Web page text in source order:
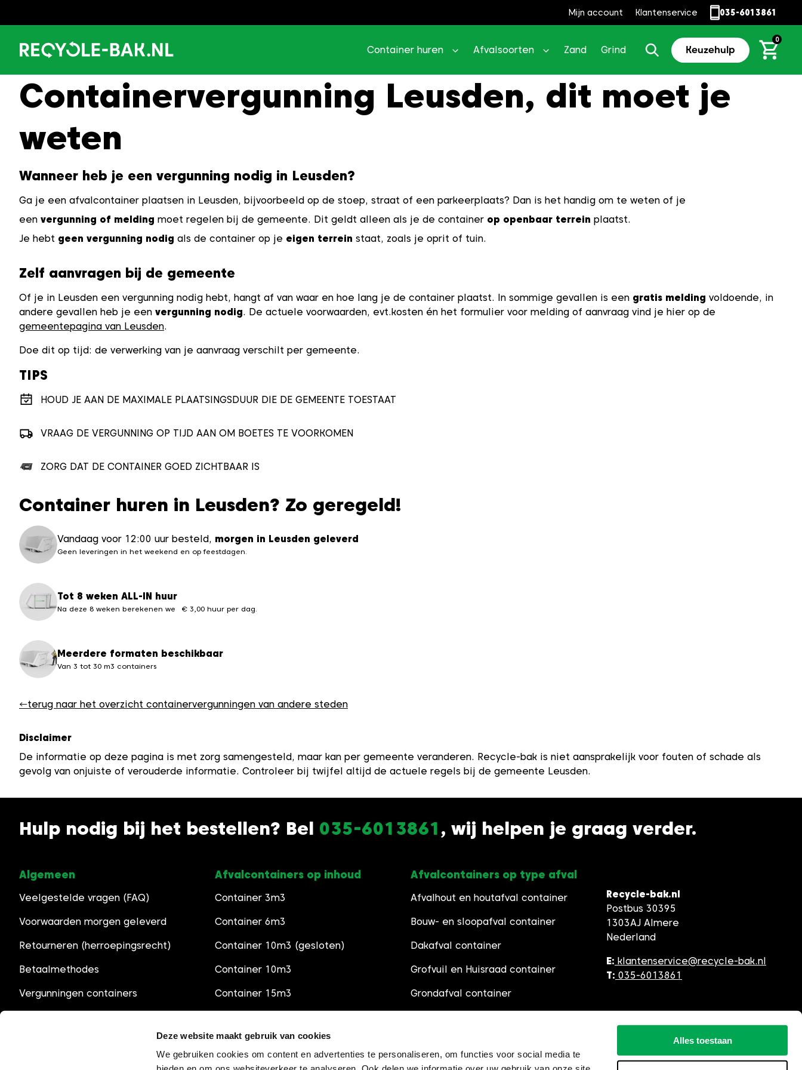
Deze website maakt gebruik van cookies
We gebruiken cookies om content en advertenties te personaliseren, om functies voor social media te
Alles toestaan
content
Container huren
Afvalsoorten Zand Grind Keuzehulp
0
Mijn account Klantenservice 035-6013861
Containervergunning Leusden, dit moet je
weten
Wanneer heb je een vergunning nodig in Leusden?
Ga je een afvalcontainer plaatsen in Leusden, bijvoorbeeld op de stoep, straat of een parkeerplaats? Dan is het handig om te weten of je
een vergunning of melding moet regelen bij de gemeente. Dit geldt alleen als je de container op openbaar terrein plaatst.
Je hebt geen vergunning nodig als de container op je eigen terrein staat, zoals je oprit of tuin.
Zelf aanvragen bij de gemeente
Of je in Leusden een vergunning nodig hebt, hangt af van waar en hoe lang je de container plaatst. In sommige gevallen is een gratis melding voldoende, in
andere gevallen heb je een vergunning nodig. De actuele voorwaarden, evt.kosten én het formulier voor melding of aanvraag vind je hier op de
gemeentepagina van Leusden.
Doe dit op tijd: de verwerking van je aanvraag verschilt per gemeente.
TIPS
HOUD JE AAN DE MAXIMALE PLAATSINGSDUUR DIE DE GEMEENTE TOESTAAT
VRAAG DE VERGUNNING OP TIJD AAN OM BOETES TE VOORKOMEN
ZORG DAT DE CONTAINER GOED ZICHTBAAR IS
Container huren in Leusden? Zo geregeld!
Vandaag voor 12:00 uur besteld, morgen in Leusden geleverd
Geen leveringen in het weekend en op feestdagen.
Tot 8 weken ALL-IN huur
Na deze 8 weken berekenen we € 3,00 huur per dag.
Meerdere formaten beschikbaar
Van 3 tot 30 m3 containers
←terug naar het overzicht containervergunningen van andere steden
Disclaimer
De informatie op deze pagina is met zorg samengesteld, maar kan per gemeente veranderen. Recycle-bak is niet aansprakelijk voor fouten of schade als
gevolg van onjuiste of verouderde informatie. Controleer bij twijfel altijd de actuele regels bij de gemeente Leusden.
Hulp nodig bij het bestellen? Bel 035-6013861, wij helpen je graag verder.
Algemeen
Veelgestelde vragen (FAQ)
Voorwaarden morgen geleverd
Retourneren (herroepingsrecht)
Betaalmethodes
Vergunningen containers
Afvalcontainers op inhoud
Container 3m3
Container 6m3
Container 10m3 (gesloten)
Container 10m3
Container 15m3
Afvalcontainers op type afval
Afvalhout en houtafval container
Bouw- en sloopafval container
Dakafval container
Grofvuil en Huisraad container
Grondafval container
Grindsoorten
Recycle-bak.nl
Postbus 30395
1303AJ Almere
Nederland
E: klantenservice@recycle-bak.nl
T: 035-6013861